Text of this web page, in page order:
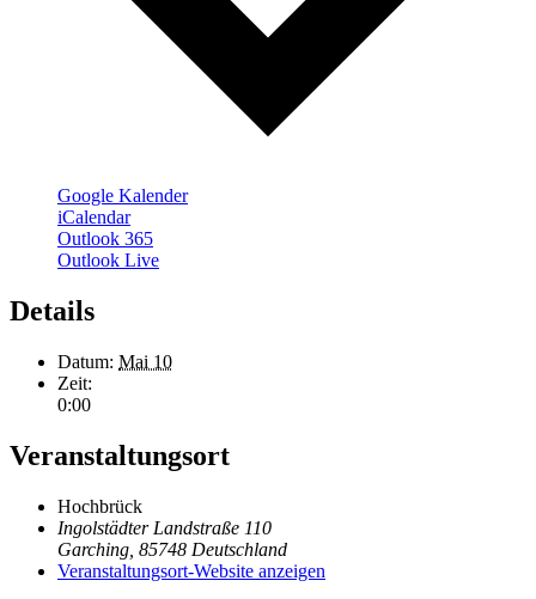
Google Kalender
iCalendar
Outlook 365
Outlook Live
Details
Datum: Mai 10
Zeit:
0:00
Veranstaltungsort
Hochbrück
Ingolstädter Landstraße 110
Garching 85748 Deutschland
Veranstaltungsort-Website anzeigen